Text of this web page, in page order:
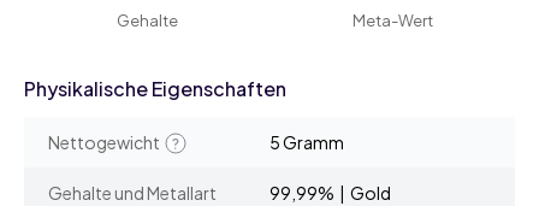
Gehalte Meta-Wert
Physikalische Eigenschaften
Nettogewicht 5 Gramm
Gehalte und Metallart 99,99% | Gold